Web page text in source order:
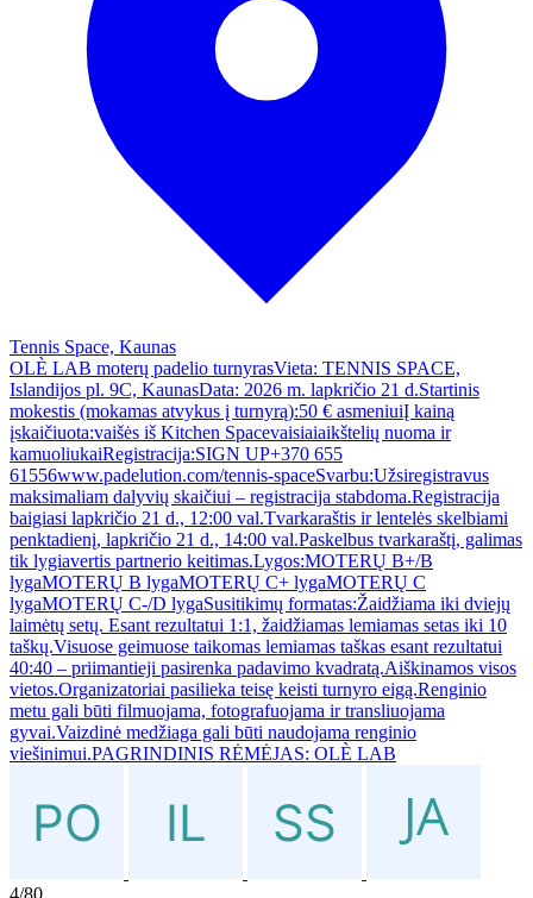
Tennis Space, Kaunas
OLÈ LAB moterų padelio turnyrasVieta: TENNIS SPACE,
Islandijos pl. 9C, KaunasData: 2026 m. lapkričio 21 d.Startinis
mokestis (mokamas atvykus į turnyrą):50 € asmeniuiĮ kainą
įskaičiuota:vaišės iš Kitchen Spacevaisiaiaikštelių nuoma ir
kamuoliukaiRegistracija:SIGN UP+370 655
61556www.padelution.com/tennis-spaceSvarbu:Užsiregistravus
maksimaliam dalyvių skaičiui – registracija stabdoma.Registracija
baigiasi lapkričio 21 d., 12:00 val.Tvarkaraštis ir lentelės skelbiami
penktadienį, lapkričio 21 d., 14:00 val.Paskelbus tvarkaraštį, galimas
tik lygiavertis partnerio keitimas.Lygos:MOTERŲ B+/B
lygaMOTERŲ B lygaMOTERŲ C+ lygaMOTERŲ C
lygaMOTERŲ C-/D lygaSusitikimų formatas:Žaidžiama iki dviejų
laimėtų setų. Esant rezultatui 1:1, žaidžiamas lemiamas setas iki 10
taškų.Visuose geimuose taikomas lemiamas taškas esant rezultatui
40:40 – priimantieji pasirenka padavimo kvadratą.Aiškinamos visos
vietos.Organizatoriai pasilieka teisę keisti turnyro eigą.Renginio
metu gali būti filmuojama, fotografuojama ir transliuojama
gyvai.Vaizdinė medžiaga gali būti naudojama renginio
viešinimui.PAGRINDINIS RĖMĖJAS: OLÈ LAB
4/80